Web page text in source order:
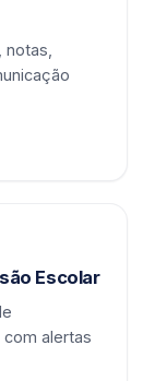
Escolar
alertas